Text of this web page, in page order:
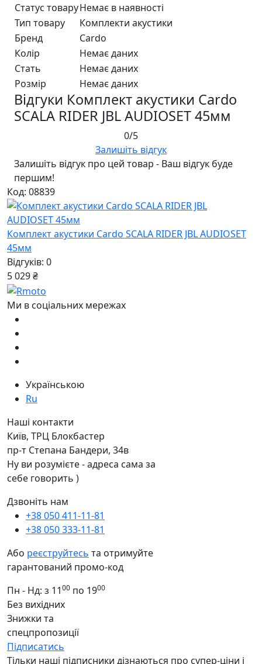
Статус товаруНемає в наявності
Тип товару
Комплекти акустики
Бренд
Cardo
Колір
Немає даних
Стать
Немає даних
Розмір
Немає даних
Відгуки Комплект акустики Cardo
SCALA RIDER JBL AUDIOSET 45мм
0/5
Залишіть відгук
Залишіть відгук про цей товар - Ваш відгук буде
першим!
Код: 08839
Комплект акустики Cardo SCALA RIDER JBL AUDIOSET
45мм
Відгуків: 0
5 029 ₴
Ми в соціальних мережах
Українською
Ru
Наші контакти
Київ, ТРЦ Блокбастер
пр-т Степана Бандери, 34в
Ну ви розумієте - адреса сама за
себе говорить )
Дзвоніть нам
+38 050 411-11-81
+38 050 333-11-81
Або реєструйтесь та отримуйте
гарантований промо-код
Пн - Нд: з 1100 по 1900
Без вихідних
Знижки та
спецпропозиції
Підписатись
Тільки наші підписники дізнаються про супер-ціни і